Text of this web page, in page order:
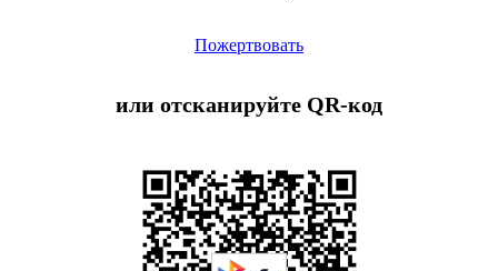
Пожертвовать
или отсканируйте QR-код